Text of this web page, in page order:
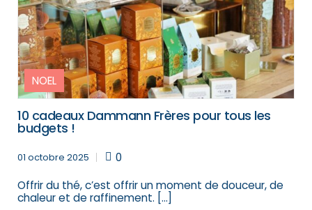
NOEL
10 cadeaux Dammann Frères pour tous les
budgets !
01 octobre 2025
0
Offrir du thé, c’est offrir un moment de douceur, de
chaleur et de raffinement. […]